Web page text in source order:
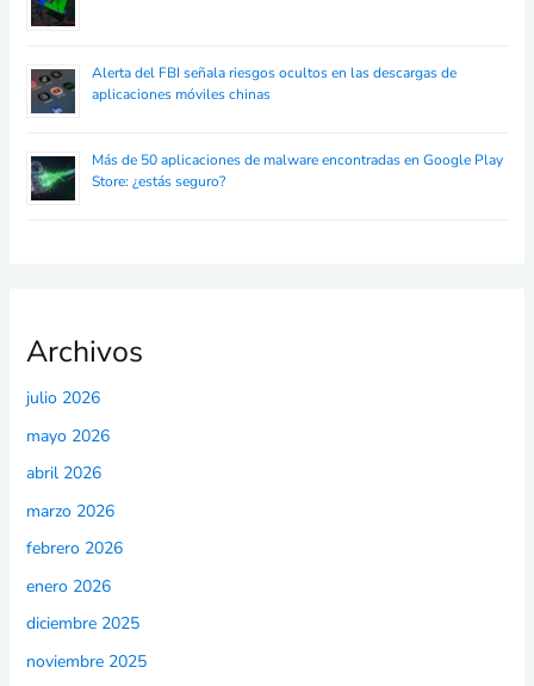
Alerta del FBI señala riesgos ocultos en las descargas de
aplicaciones móviles chinas
Más de 50 aplicaciones de malware encontradas en Google Play
Store: ¿estás seguro?
Archivos
julio 2026
mayo 2026
abril 2026
marzo 2026
febrero 2026
enero 2026
diciembre 2025
noviembre 2025